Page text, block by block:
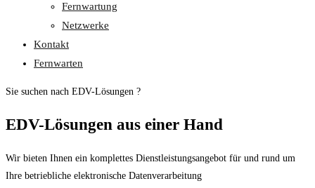
Fernwartung
Netzwerke
Kontakt
Fernwarten
Sie suchen nach EDV-Lösungen ?
EDV-Lösungen aus einer Hand
Wir bieten Ihnen ein komplettes Dienstleistungsangebot für und rund um
Ihre betriebliche elektronische Datenverarbeitung